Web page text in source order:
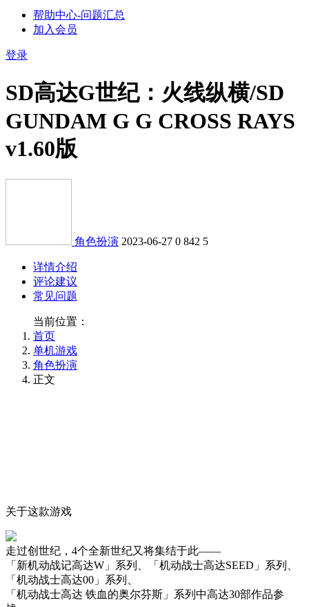
帮助中心-问题汇总
加入会员
登录
SD高达G世纪：火线纵横/SD
GUNDAM G G CROSS RAYS
v1.60版
角色扮演 2023-06-27 0 842 5
详情介绍
评论建议
常见问题
当前位置：
首页
单机游戏
角色扮演
正文
关于这款游戏
走过创世纪，4个全新世纪又将集结于此——
「新机动战记高达W」系列、「机动战士高达SEED」系列、
「机动战士高达00」系列、
「机动战士高达 铁血的奥尔芬斯」系列中高达30部作品参